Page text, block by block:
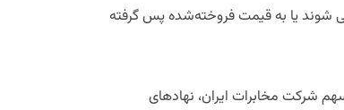
شوند یا به قیمت فروخته‌شده پس گرفته
اضافه یک سهم شرکت مخابرات ایران، نهادهای